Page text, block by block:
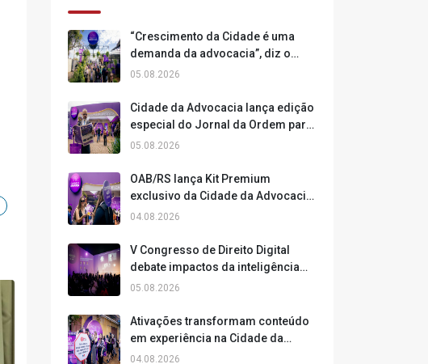
“Crescimento da Cidade é uma
demanda da advocacia”, diz o
presidente da OAB/RS, Leonardo
05.08.2026
Cidade da Advocacia lança edição
especial do Jornal da Ordem para
ampliar a experiência dos
05.08.2026
OAB/RS lança Kit Premium
exclusivo da Cidade da Advocacia
2026
04.08.2026
V Congresso de Direito Digital
debate impactos da inteligência
artificial, ética e inovação
05.08.2026
Ativações transformam conteúdo
em experiência na Cidade da
Advocacia
04.08.2026